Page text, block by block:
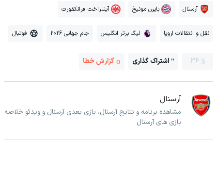
آرسنال بایرن مونیخ آینتراخت فرانکفورت
نقل و انتقالات اروپا لیگ برتر انگلیس جام جهانی 2026 فوتبال
36 اشتراک گذاری گزارش خطا
آرسنال
مشاهده برنامه و نتایج آرسنال، بازی بعدی آرسنال و ویدئو خلاصه
بازی های آرسنال